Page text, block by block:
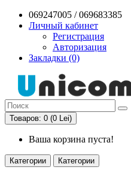
069247005 / 069683385
Личный кабинет
Регистрация
Авторизация
Закладки (0)
Товаров: 0 (0 Lei)
Ваша корзина пуста!
Категории Категории